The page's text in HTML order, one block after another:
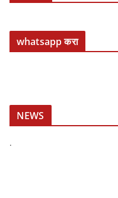
whatsapp करा
NEWS
.